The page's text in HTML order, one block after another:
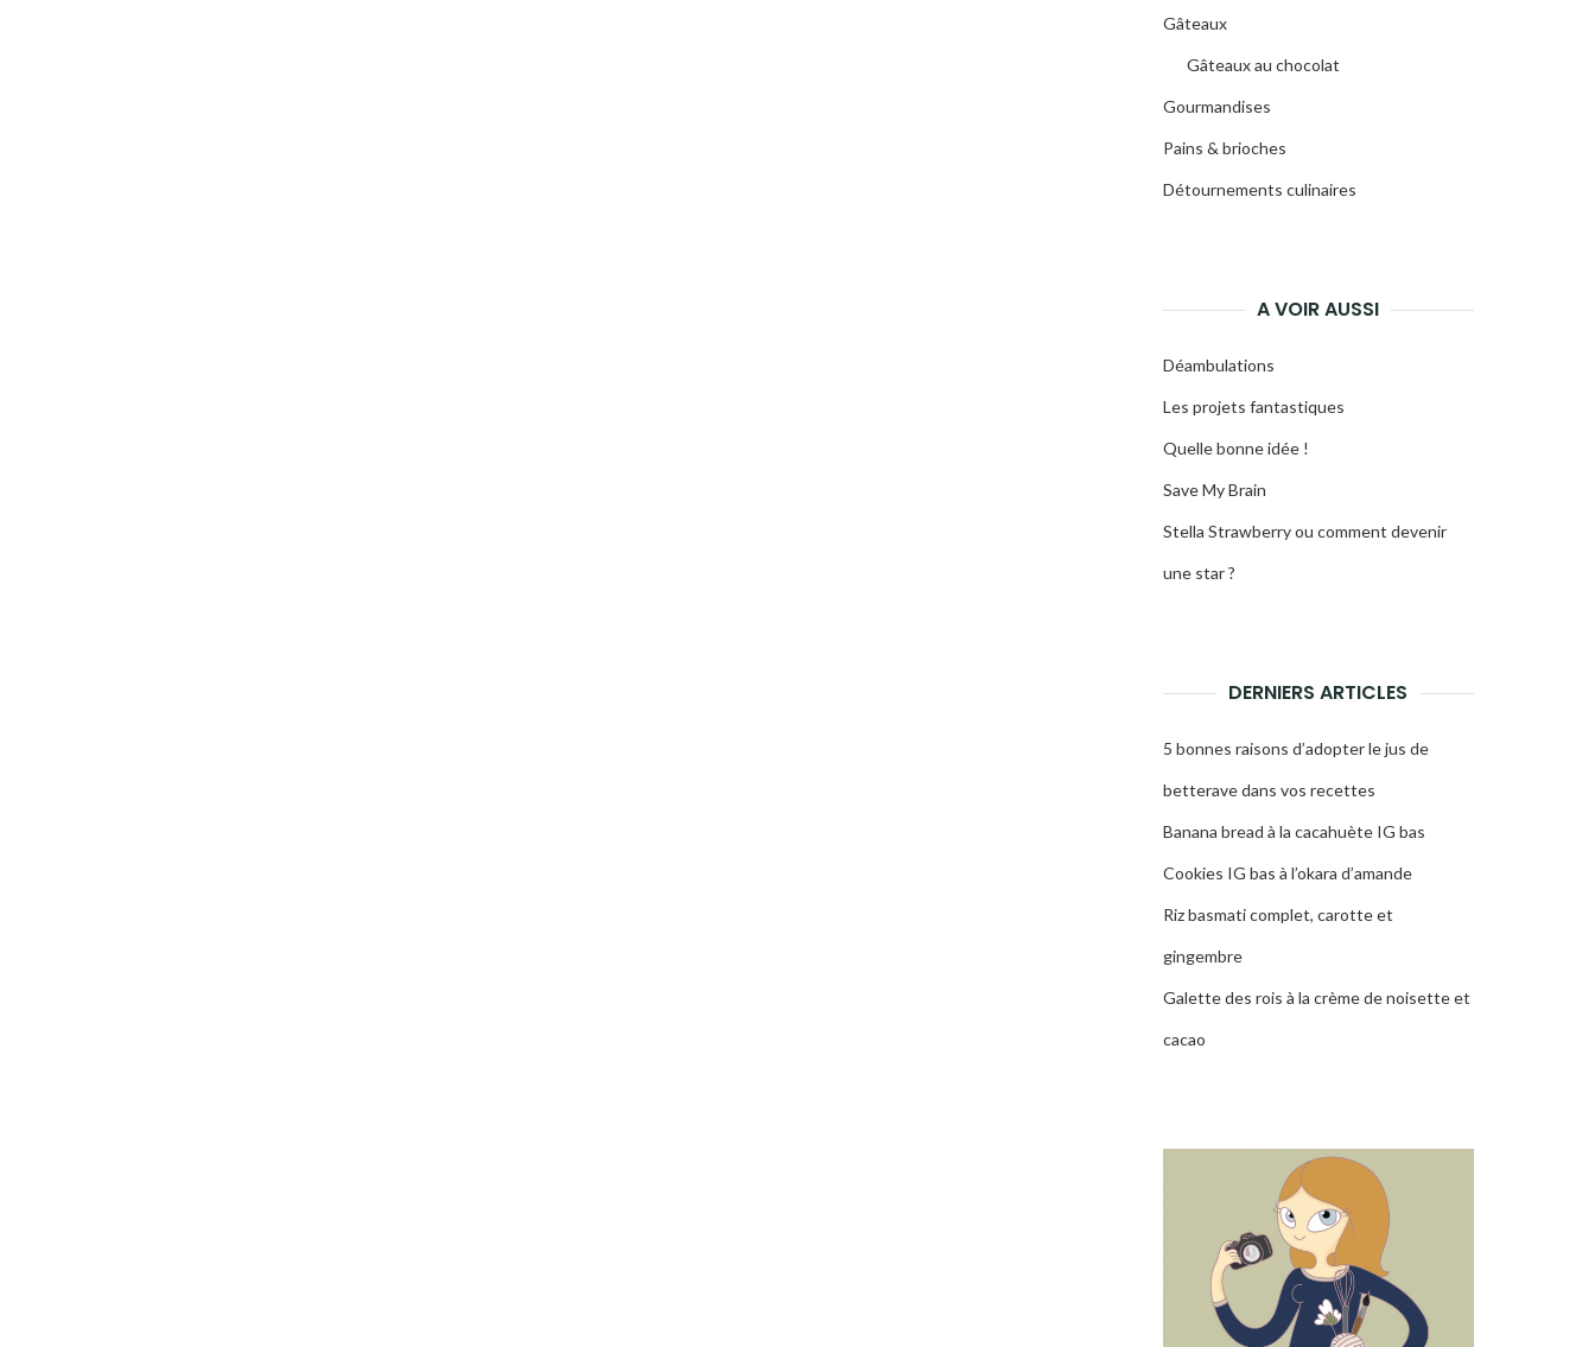
Gâteaux
Gâteaux au chocolat
Gourmandises
Pains & brioches
Détournements culinaires
A VOIR AUSSI
Déambulations
Les projets fantastiques
Quelle bonne idée !
Save My Brain
Stella Strawberry ou comment devenir
une star ?
DERNIERS ARTICLES
5 bonnes raisons d’adopter le jus de
betterave dans vos recettes
Banana bread à la cacahuète IG bas
Cookies IG bas à l’okara d’amande
Riz basmati complet, carotte et
gingembre
Galette des rois à la crème de noisette et
cacao